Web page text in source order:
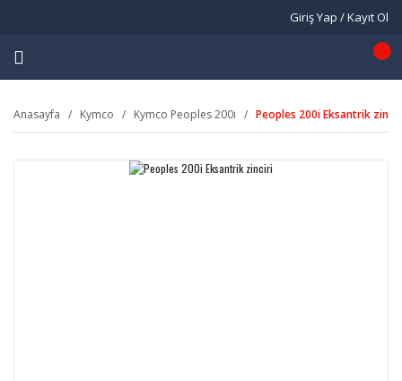
Giriş Yap / Kayıt Ol
Anasayfa Kymco Kymco Peoples 200i Peoples 200i Eksantrik